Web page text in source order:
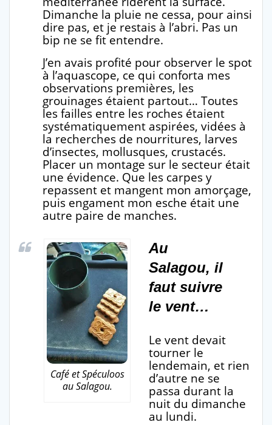
Dimanche la pluie ne cessa, pour ainsi
dire pas, et je restais à l’abri. Pas un
bip ne se fit entendre.
J’en avais profité pour observer le spot
à l’aquascope, ce qui conforta mes
observations premières, les
grouinages étaient partout… Toutes
les failles entre les roches étaient
systématiquement aspirées, vidées à
la recherches de nourritures, larves
d’insectes, mollusques, crustacés.
Placer un montage sur le secteur était
une évidence. Que les carpes y
repassent et mangent mon amorçage,
puis engament mon esche était une
autre paire de manches.
Café et Spéculoos
au Salagou.
Au
Salagou, il
faut suivre
le vent…
Le vent devait
tourner le
lendemain, et rien
d’autre ne se
passa durant la
nuit du dimanche
au lundi.